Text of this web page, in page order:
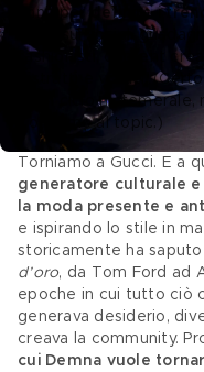
anni) per
definire i
fatta sui social,
fashionisti, content
distratti e voraci.
di un ciclo
Torniamo al topic.)
Torniamo a Gucci. E a
generatore culturale e
la moda presente e
e ispirando lo stile in
storicamente ha
d’oro, da Tom Ford ad
epoche in cui tutto ciò
generava desiderio,
creava la community.
cui Demna vuole